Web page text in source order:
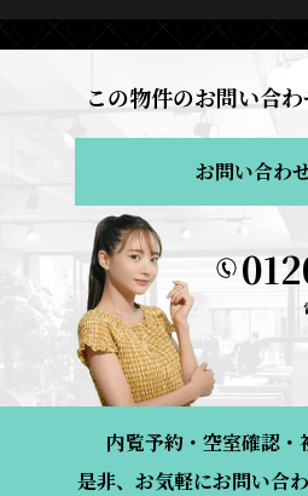
この物件のお問い合
お問い合わ
内覧予約・空室確認・
是非、お気軽にお問い合